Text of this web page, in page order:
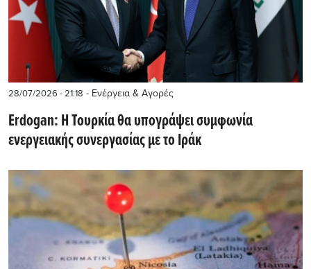
28/07/2026 - 21:18 - Ενέργεια & Αγορές
Erdogan: H Τουρκία θα υπογράψει συμφωνία
ενεργειακής συνεργασίας με το Ιράκ